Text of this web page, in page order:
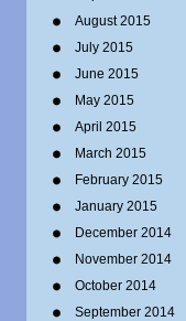
August 2015
July 2015
June 2015
May 2015
April 2015
March 2015
February 2015
January 2015
December 2014
November 2014
October 2014
September 2014